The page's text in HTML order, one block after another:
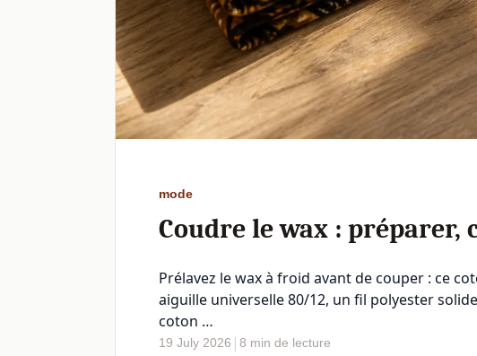
mode
Coudre le wax : préparer,
Prélavez le wax à froid avant de couper : ce
aiguille universelle 80/12, un fil polyester
coton …
19 July 2026 | 8 min de lecture